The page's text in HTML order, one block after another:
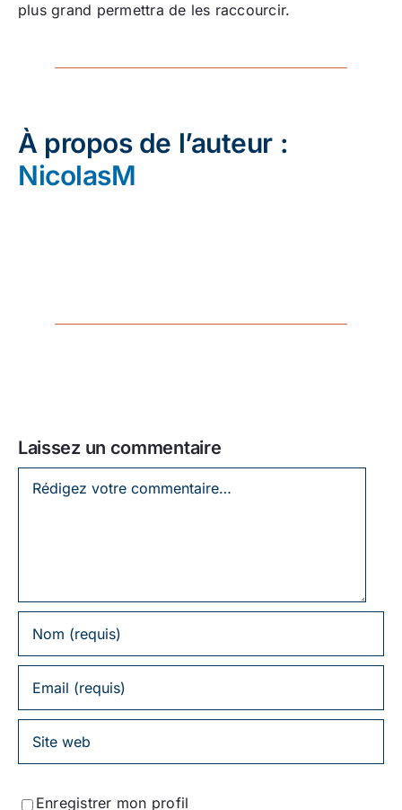
plus grand permettra de les raccourcir.
À propos de l’auteur :
NicolasM
Laissez un commentaire
Laissez
Enregistrer mon profil